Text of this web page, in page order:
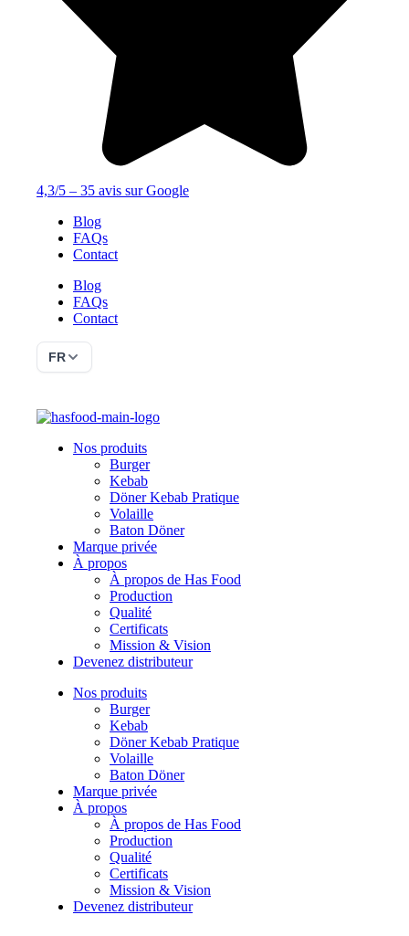
4,3/5 – 35 avis sur Google
Blog
FAQs
Contact
Blog
FAQs
Contact
FR
Nos produits
Burger
Kebab
Döner Kebab Pratique
Volaille
Baton Döner
Marque privée
À propos
À propos de Has Food
Production
Qualité
Certificats
Mission & Vision
Devenez distributeur
Nos produits
Burger
Kebab
Döner Kebab Pratique
Volaille
Baton Döner
Marque privée
À propos
À propos de Has Food
Production
Qualité
Certificats
Mission & Vision
Devenez distributeur